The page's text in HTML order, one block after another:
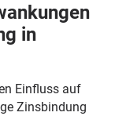
in
Einfluss auf
Zinsbindung